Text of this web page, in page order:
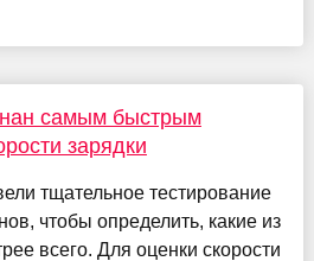
самым быстрым
зарядки
тщательное тестирование
чтобы определить, какие из
всего. Для оценки скорости